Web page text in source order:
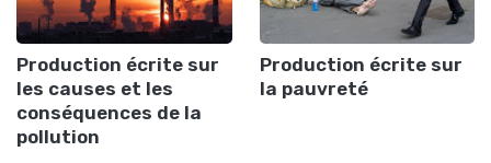
Production écrite sur
les causes et les
conséquences de la
pollution
Production écrite sur
la pauvreté